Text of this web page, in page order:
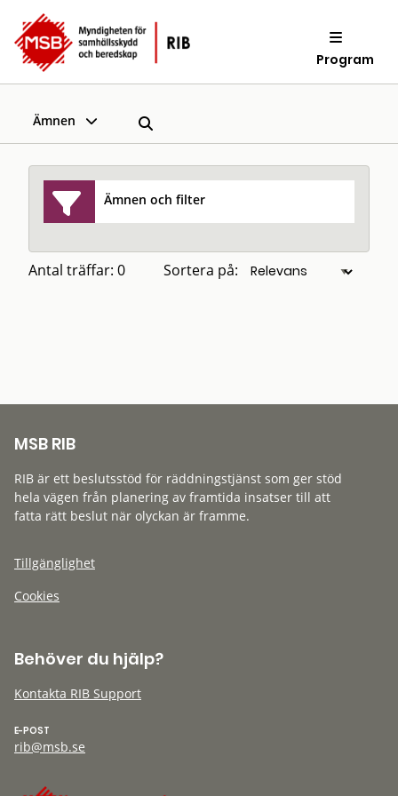
Program
Ämnen
Ämnen och filter
Antal träffar: 0 Sortera på:
MSB RIB
RIB är ett beslutsstöd för räddningstjänst som ger stöd
hela vägen från planering av framtida insatser till att
fatta rätt beslut när olyckan är framme.
Tillgänglighet
Cookies
Behöver du hjälp?
Kontakta RIB Support
E-POST
rib@msb.se